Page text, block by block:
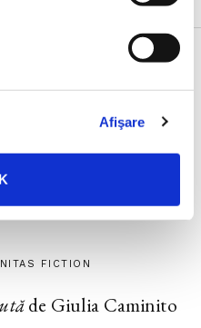
Afişare
ghid al nesimțitului
Byron și Cristian
FICTION
de Giulia Caminito